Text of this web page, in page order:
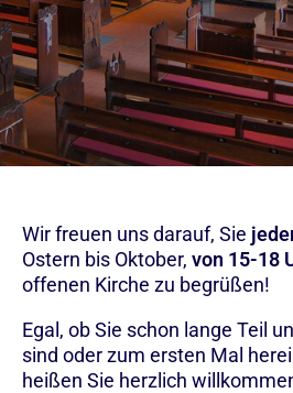
Wir freuen uns darauf, Sie
Ostern bis Oktober, von 15-18
offenen Kirche zu begrüßen!
Egal, ob Sie schon lange Teil
sind oder zum ersten Mal
heißen Sie herzlich